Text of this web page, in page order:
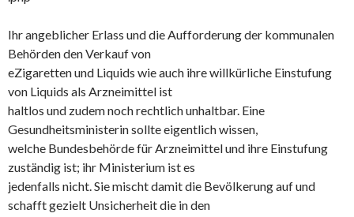
Ihr angeblicher Erlass und die Aufforderung der kommunalen
Behörden den Verkauf von
eZigaretten und Liquids wie auch ihre willkürliche Einstufung
von Liquids als Arzneimittel ist
haltlos und zudem noch rechtlich unhaltbar. Eine
Gesundheitsministerin sollte eigentlich wissen,
welche Bundesbehörde für Arzneimittel und ihre Einstufung
zuständig ist; ihr Ministerium ist es
jedenfalls nicht. Sie mischt damit die Bevölkerung auf und
schafft gezielt Unsicherheit die in den